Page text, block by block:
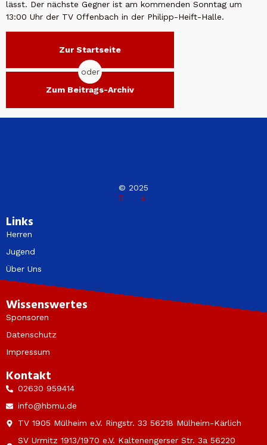
lässt. Der nächste Gegner ist am kommenden Sonntag um
13:00 Uhr der TV Offenbach in der Philipp-Heift-Halle.
Zur Startseite
oder
Zum Beitrags-Archiv
© 2025
Links
Herren
Jugend
Über Uns
Wissenswertes
Sponsoren
Datenschutz
Impressum
Kontakt
02630 959414
info@hbmu.de
TV 1905 Mülheim e.V. Ringstr. 33 56218 Mülheim-Kärlich
SV Urmitz 1913/1970 e.V. Kaltenengerser Str. 3a 56220